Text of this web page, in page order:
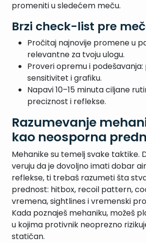
promeniti u sledećem meču.
Brzi check-list pre
Pročitaj najnovije promene u
relevantne za tvoju ulogu.
Proveri opremu i
sensitivitet i grafiku.
Napavi 10–15 minuta ciljane
preciznost i reflekse.
Razumevanje
kao neosporna
Mehanike su temelj svake taktike.
veruju da je dovoljno imati dobar
reflekse, ti trebaš razumeti šta
prednost: hitbox, recoil pattern,
vremena, sightlines i vremenski
Kada poznaješ mehaniku, možeš
u kojima protivnik neoprezno
statičan.